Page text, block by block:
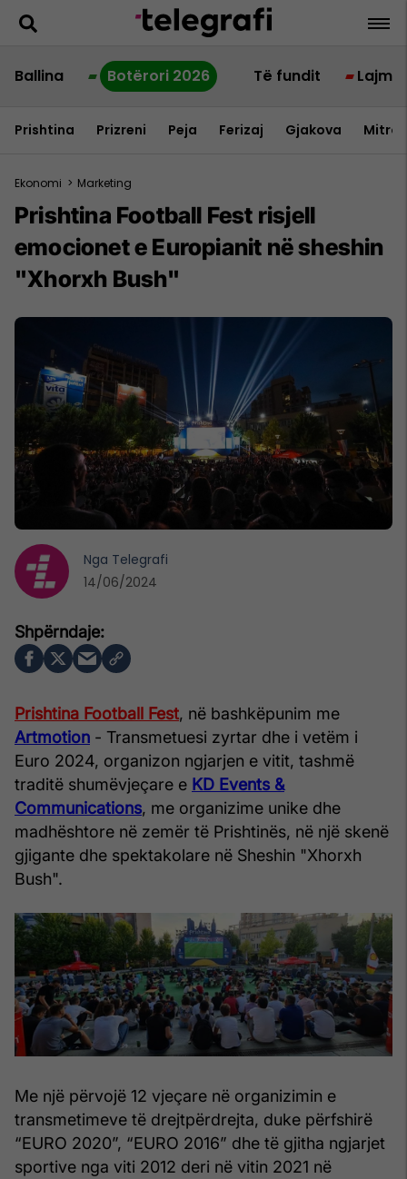
Ballina Botërori 2026 Të fundit Lajme
Prishtina Prizreni Peja Ferizaj Gjakova
Ekonomi > Marketing
Prishtina Football Fest risjell
emocionet e Europianit në sheshin
"Xhorxh Bush"
Prishtina Football Fest, në bashkëpunim me
Artmotion - Transmetuesi zyrtar dhe i vetëm i
Euro 2024, organizon ngjarjen e vitit, tashmë
traditë shumëvjeçare e KD Events &
Communications, me organizime unike dhe
madhështore në zemër të Prishtinës, në një skenë
gjigante dhe spektakolare në Sheshin "Xhorxh
Bush".
Me një përvojë 12 vjeçare në organizimin e
transmetimeve të drejtpërdrejta, duke përfshirë
“EURO 2020”, “EURO 2016” dhe të gjitha ngjarjet
sportive nga viti 2012 deri në vitin 2021 në
Nga Telegrafi
14/06/2024